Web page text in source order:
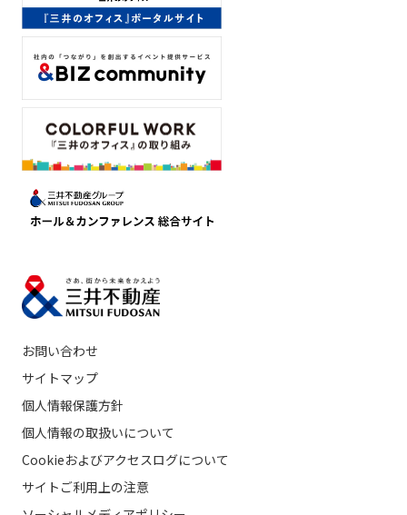
お問い合わせ
サイトマップ
個人情報保護方針
個人情報の取扱いについて
Cookieおよびアクセスログについて
サイトご利用上の注意